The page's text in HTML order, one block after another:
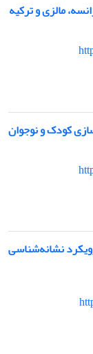
مالزی و ترکیه
کودک و نوجوان
نشانه‌شناسی